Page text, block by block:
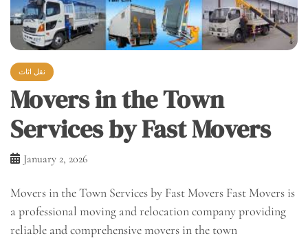
نقل اثاث
Movers in the Town
Services by Fast Movers
January 2, 2026
Movers in the Town Services by Fast Movers Fast Movers is
a professional moving and relocation company providing
reliable and comprehensive movers in the town